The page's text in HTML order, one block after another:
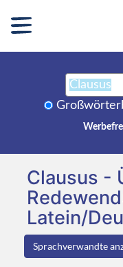
Clausus -
Latein/
Sprachverwandte